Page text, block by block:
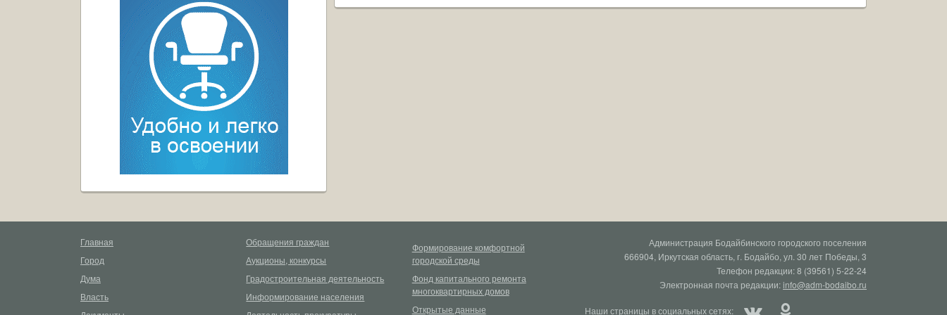
Главная
Город
Дума
Власть
Обращения граждан
Аукционы, конкурсы
Градостроительная деятельность
Информирование населения
Формирование комфортной
городской среды
Фонд капитального ремонта
многоквартирных домов
Открытые данные
Администрация Бодайбинского городского поселения
666904, Иркутская область, г. Бодайбо, ул. 30 лет Победы, 3
Телефон редакции: 8 (39561) 5-22-24
Электронная почта редакции:info@adm-bodaibo.ru
Наши страницы в социальных сетях: